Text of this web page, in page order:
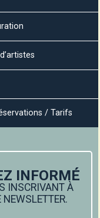
/ Tarifs
INFORMÉ
INSCRIVANT À
NEWSLETTER.